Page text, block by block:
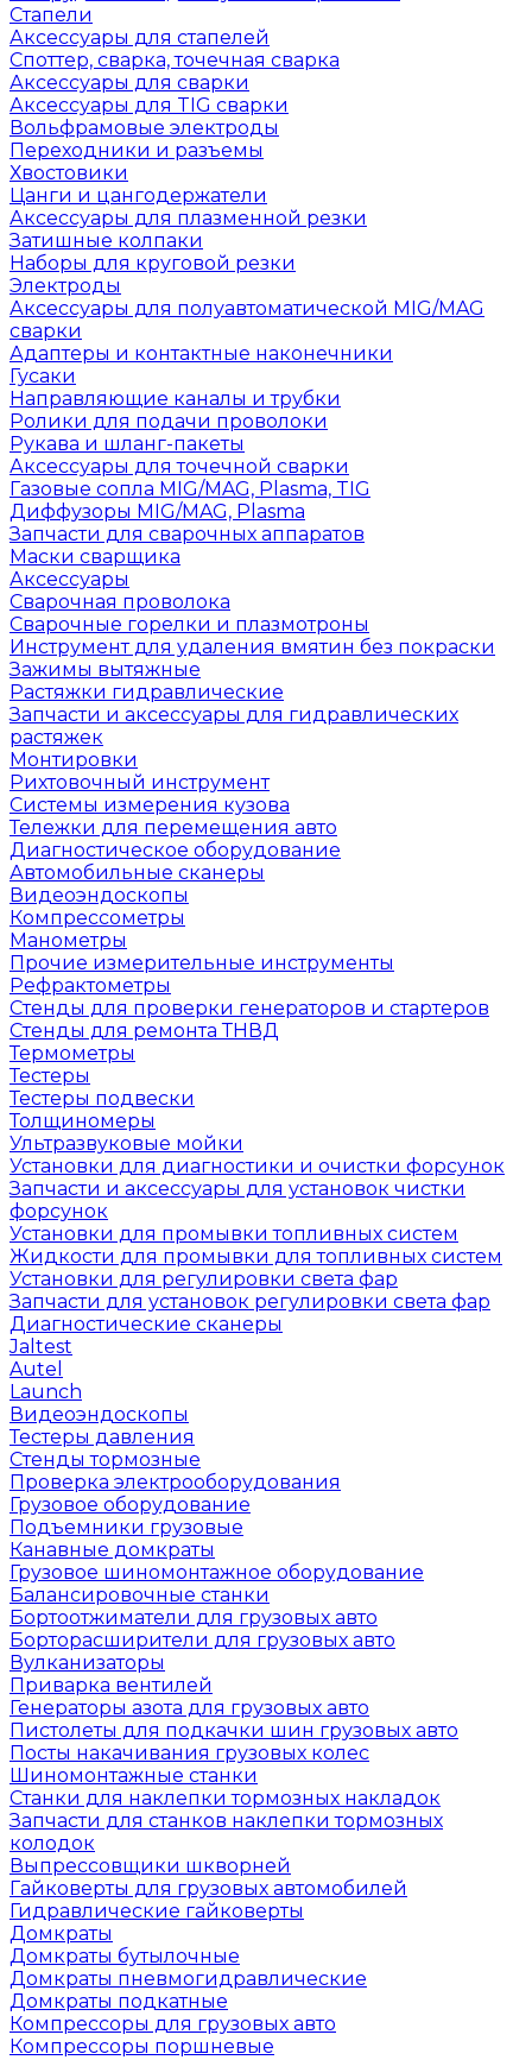
Стапели
Аксессуары для стапелей
Споттер, сварка, точечная сварка
Аксессуары для сварки
Аксессуары для TIG сварки
Вольфрамовые электроды
Переходники и разъемы
Хвостовики
Цанги и цангодержатели
Аксессуары для плазменной резки
Затишные колпаки
Наборы для круговой резки
Электроды
Аксессуары для полуавтоматической MIG/MAG
сварки
Адаптеры и контактные наконечники
Гусаки
Направляющие каналы и трубки
Ролики для подачи проволоки
Рукава и шланг-пакеты
Аксессуары для точечной сварки
Газовые сопла MIG/MAG, Plasma, TIG
Диффузоры MIG/MAG, Plasma
Запчасти для сварочных аппаратов
Маски сварщика
Аксессуары
Сварочная проволока
Сварочные горелки и плазмотроны
Инструмент для удаления вмятин без покраски
Зажимы вытяжные
Растяжки гидравлические
Запчасти и аксессуары для гидравлических
растяжек
Монтировки
Рихтовочный инструмент
Системы измерения кузова
Тележки для перемещения авто
Диагностическое оборудование
Автомобильные сканеры
Видеоэндоскопы
Компрессометры
Манометры
Прочие измерительные инструменты
Рефрактометры
Стенды для проверки генераторов и стартеров
Стенды для ремонта ТНВД
Термометры
Тестеры
Тестеры подвески
Толщиномеры
Ультразвуковые мойки
Установки для диагностики и очистки форсунок
Запчасти и аксессуары для установок чистки
форсунок
Установки для промывки топливных систем
Жидкости для промывки для топливных систем
Установки для регулировки света фар
Запчасти для установок регулировки света фар
Диагностические сканеры
Jaltest
Autel
Launch
Видеоэндоскопы
Тестеры давления
Стенды тормозные
Проверка электрооборудования
Грузовое оборудование
Подъемники грузовые
Канавные домкраты
Грузовое шиномонтажное оборудование
Балансировочные станки
Бортоотжиматели для грузовых авто
Борторасширители для грузовых авто
Вулканизаторы
Приварка вентилей
Генераторы азота для грузовых авто
Пистолеты для подкачки шин грузовых авто
Посты накачивания грузовых колес
Шиномонтажные станки
Станки для наклепки тормозных накладок
Запчасти для станков наклепки тормозных
колодок
Выпрессовщики шкворней
Гайковерты для грузовых автомобилей
Гидравлические гайковерты
Домкраты
Домкраты бутылочные
Домкраты пневмогидравлические
Домкраты подкатные
Компрессоры для грузовых авто
Компрессоры поршневые